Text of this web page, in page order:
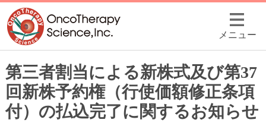
メニュー
第三者割当による新株式及び第37
回新株予約権（行使価額修正条項
付）の払込完了に関するお知らせ